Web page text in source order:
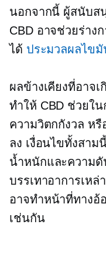
นอกจากนี้ ผู้สนับ
CBD อาจช่วยร่าง
ได้ ประมวลผลไข
ผลข้างเคียงที่อาจ
ทำให้ CBD ช่วยใ
ความวิตกกังวล ห
ลง เงื่อนไขทั้งสาม
น้ำหนักและความดั
บรรเทาอาการเห
อาจทำหน้าที่ทางอ้
เช่นกัน